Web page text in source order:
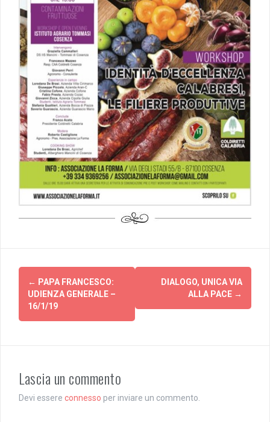
Post
navigation
← PAPA FRANCESCO:
UDIENZA GENERALE –
16/1/19
DIALOGO, UNICA VIA
ALLA PACE →
Lascia un commento
Devi essere connesso per inviare un commento.